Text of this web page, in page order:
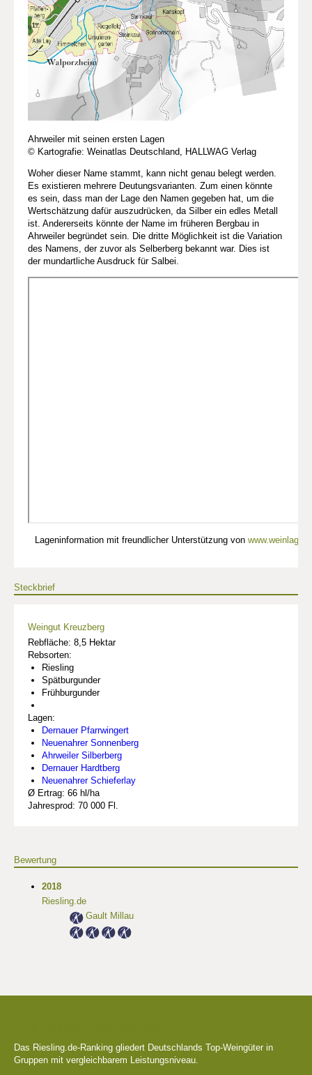
Ahrweiler mit seinen ersten Lagen
© Kartografie: Weinatlas Deutschland, HALLWAG Verlag
Woher dieser Name stammt, kann nicht genau belegt werden.
Es existieren mehrere Deutungsvarianten. Zum einen könnte
es sein, dass man der Lage den Namen gegeben hat, um die
Wertschätzung dafür auszudrücken, da Silber ein edles Metall
ist. Andererseits könnte der Name im früheren Bergbau in
Ahrweiler begründet sein. Die dritte Möglichkeit ist die Variation
des Namens, der zuvor als Selberberg bekannt war. Dies ist
der mundartliche Ausdruck für Salbei.
Lageninformation mit freundlicher Unterstützung von
Steckbrief
Weingut Kreuzberg
Rebfläche: 8,5 Hektar
Rebsorten:
Riesling
Spätburgunder
Frühburgunder
Lagen:
Dernauer Pfarrwingert
Neuenahrer Sonnenberg
Ahrweiler Silberberg
Dernauer Hardtberg
Neuenahrer Schieferlay
Ø Ertrag: 66 hl/ha
Jahresprod: 70 000 Fl.
Bewertung
2018
Riesling.de
Gault Millau
Das Riesling.de-Ranking gliedert Deutschlands Top-Weingüter in
Gruppen mit vergleichbarem Leistungsniveau.